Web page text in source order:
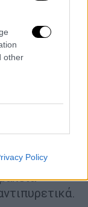
other
Policy
σε
στην
κυρίως